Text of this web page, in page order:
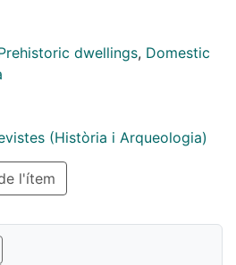
rectangular compartint parets
interna i pocs
(llar, forn, banquetes).
els 20 metres quadrats. La
unida a la poca
suggereix que ens
poc especialitzada,
a una societat amb una
poc complexa.
dwellings, Domestic
(Història i Arqueologia)
l'ítem